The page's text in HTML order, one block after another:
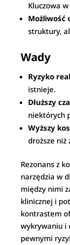
Kluczowa
Możliwość
struktury,
Wady
Ryzyko
istnieje.
Dłuższy
niektórych
Wyższy
droższe niż
Rezonans z
narzędzia w
między nimi
klinicznej i
kontrastem
wykrywaniu i
pewnymi